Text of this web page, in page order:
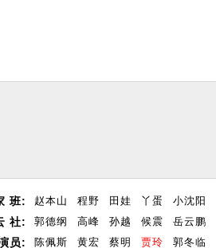
班:
社:
员:
赵本山 程野 田娃 丫蛋
小沈阳
郭德纲
高峰 孙越 候震
岳云鹏
陈佩斯
黄宏 蔡明 贾玲 郭冬临